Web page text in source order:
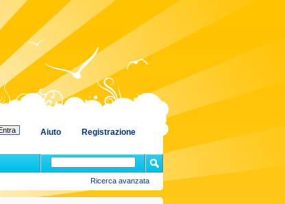
Registrazione
Aiuto
Ricerca avanzata